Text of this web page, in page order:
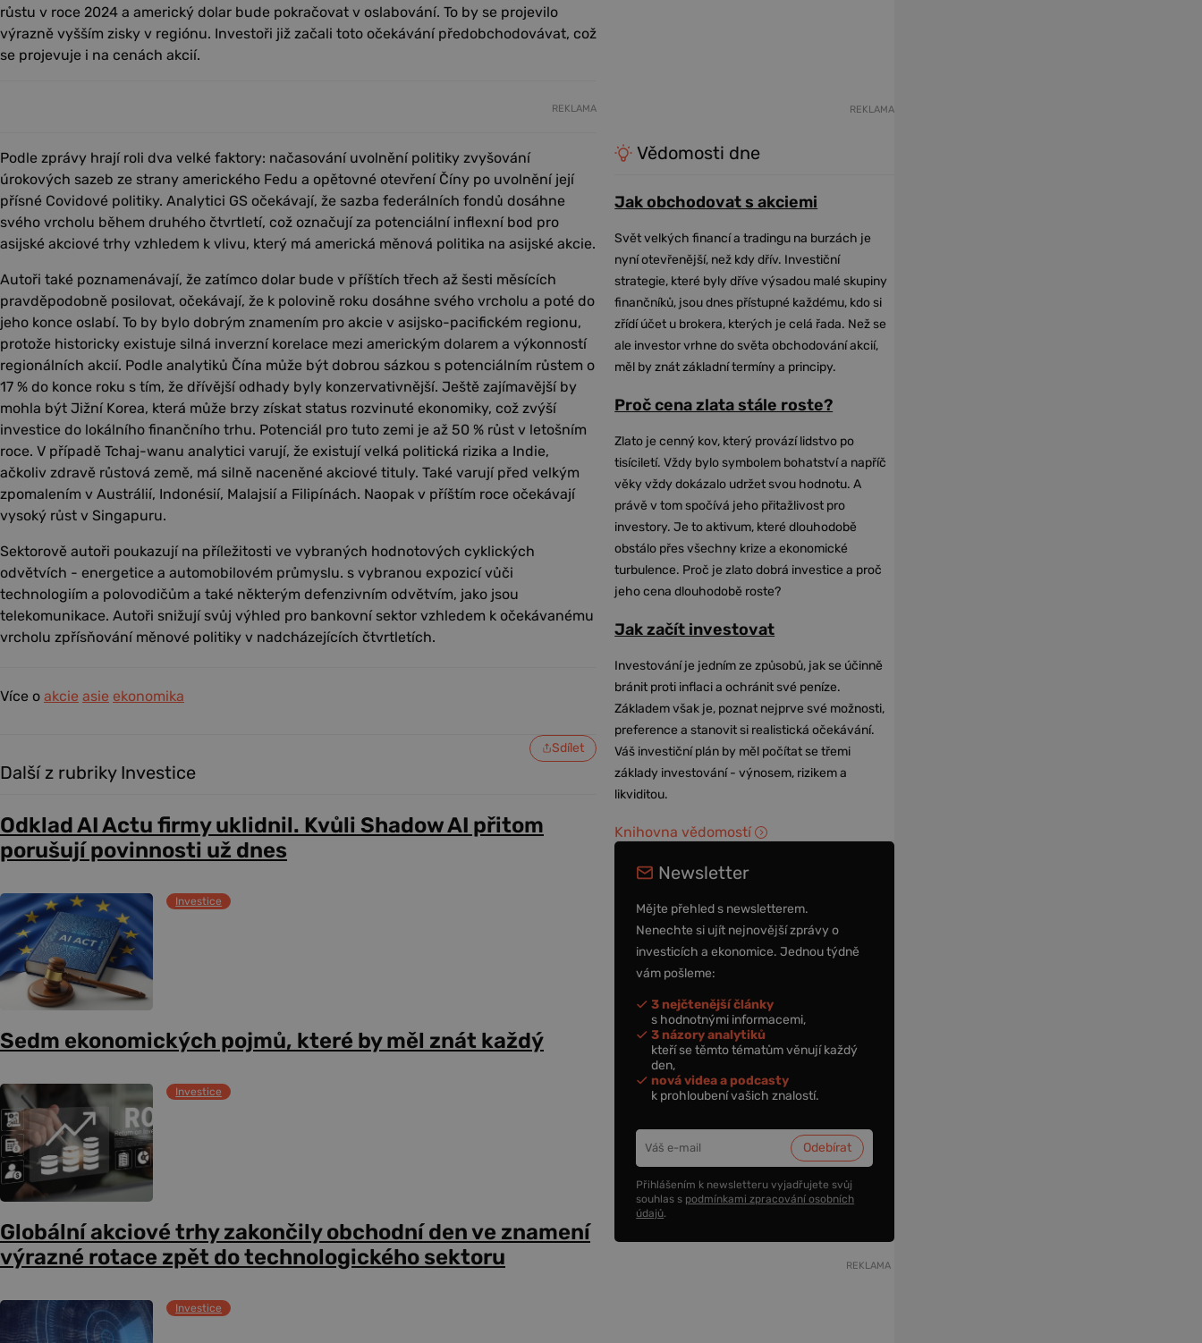
růstu v roce 2024 a americký dolar bude pokračovat v oslabování. To by se projevilo
výrazně vyšším zisky v regiónu. Investoři již začali toto očekávání předobchodovávat, což
se projevuje i na cenách akcií.
REKLAMA
Podle zprávy hrají roli dva velké faktory: načasování uvolnění politiky zvyšování
úrokových sazeb ze strany amerického Fedu a opětovné otevření Číny po uvolnění její
přísné Covidové politiky. Analytici GS očekávají, že sazba federálních fondů dosáhne
svého vrcholu během druhého čtvrtletí, což označují za potenciální inflexní bod pro
asijské akciové trhy vzhledem k vlivu, který má americká měnová politika na asijské akcie.
Autoři také poznamenávají, že zatímco dolar bude v příštích třech až šesti měsících
pravděpodobně posilovat, očekávají, že k polovině roku dosáhne svého vrcholu a poté do
jeho konce oslabí. To by bylo dobrým znamením pro akcie v asijsko-pacifickém regionu,
protože historicky existuje silná inverzní korelace mezi americkým dolarem a výkonností
regionálních akcií. Podle analytiků Čína může být dobrou sázkou s potenciálním růstem o
17 % do konce roku s tím, že dřívější odhady byly konzervativnější. Ještě zajímavější by
mohla být Jižní Korea, která může brzy získat status rozvinuté ekonomiky, což zvýší
investice do lokálního finančního trhu. Potenciál pro tuto zemi je až 50 % růst v letošním
roce. V případě Tchaj-wanu analytici varují, že existují velká politická rizika a Indie,
ačkoliv zdravě růstová země, má silně naceněné akciové tituly. Také varují před velkým
zpomalením v Austrálií, Indonésií, Malajsií a Filipínách. Naopak v příštím roce očekávají
vysoký růst v Singapuru.
Sektorově autoři poukazují na příležitosti ve vybraných hodnotových cyklických
odvětvích - energetice a automobilovém průmyslu. s vybranou expozicí vůči
technologiím a polovodičům a také některým defenzivním odvětvím, jako jsou
telekomunikace. Autoři snižují svůj výhled pro bankovní sektor vzhledem k očekávanému
vrcholu zpřísňování měnové politiky v nadcházejících čtvrtletích.
Více o akcie asie ekonomika
Sdílet
Další z rubriky Investice
Odklad AI Actu firmy uklidnil. Kvůli Shadow AI přitom
porušují povinnosti už dnes
Investice
Sedm ekonomických pojmů, které by měl znát každý
Investice
Globální akciové trhy zakončily obchodní den ve znamení
výrazné rotace zpět do technologického sektoru
Investice
REKLAMA
Vědomosti dne
Jak obchodovat s akciemi
Svět velkých financí a tradingu na burzách je
nyní otevřenější, než kdy dřív. Investiční
strategie, které byly dříve výsadou malé skupiny
finančníků, jsou dnes přístupné každému, kdo si
zřídí účet u brokera, kterých je celá řada. Než se
ale investor vrhne do světa obchodování akcií,
měl by znát základní termíny a principy.
Proč cena zlata stále roste?
Zlato je cenný kov, který provází lidstvo po
tisíciletí. Vždy bylo symbolem bohatství a napříč
věky vždy dokázalo udržet svou hodnotu. A
právě v tom spočívá jeho přitažlivost pro
investory. Je to aktivum, které dlouhodobě
obstálo přes všechny krize a ekonomické
turbulence. Proč je zlato dobrá investice a proč
jeho cena dlouhodobě roste?
Jak začít investovat
Investování je jedním ze způsobů, jak se účinně
bránit proti inflaci a ochránit své peníze.
Základem však je, poznat nejprve své možnosti,
preference a stanovit si realistická očekávání.
Váš investiční plán by měl počítat se třemi
základy investování - výnosem, rizikem a
likviditou.
Knihovna vědomostí
Newsletter
Mějte přehled s newsletterem.
Nenechte si ujít nejnovější zprávy o
investicích a ekonomice. Jednou týdně
vám pošleme:
3 nejčtenější články
s hodnotnými informacemi,
3 názory analytiků
kteří se těmto tématům věnují každý
den,
nová videa a podcasty
k prohloubení vašich znalostí.
Přihlášením k newsletteru vyjadřujete svůj
souhlas s podmínkami zpracování osobních
údajů.
REKLAMA